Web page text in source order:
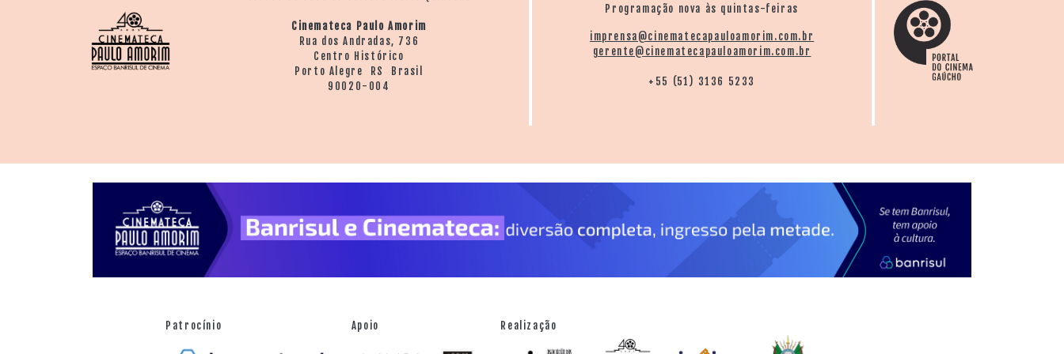
Cinemateca Paulo Amorim
Rua dos Andradas, 736
Centro Histórico
Porto Alegre RS Brasil
90020-004
Programação nova às quintas-feiras
imprensa@cinematecapauloamorim.com.br
gerente@cinematecapauloamorim.com.br
+55 (51) 3136 5233
Patrocínio Apoio Realização